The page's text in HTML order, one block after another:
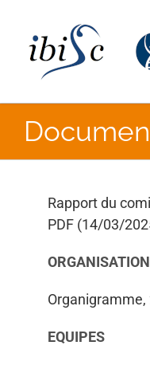
content
Rapport du
PDF (14/03/
Organigramme,
EQUIPES